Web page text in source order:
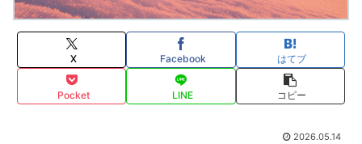
X Facebook はてブ
Pocket LINE コピー
2026.05.14